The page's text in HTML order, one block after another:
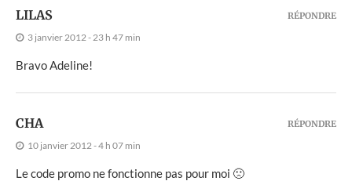
LILAS
3 janvier 2012 - 23 h 47 min
Bravo Adeline!
RÉPONDRE
CHA
10 janvier 2012 - 4 h 07 min
Le code promo ne fonctionne pas pour moi 🙁
RÉPONDRE